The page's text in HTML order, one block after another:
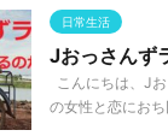
日常生活
Jおっさんず
こんにちは、J
の女性と恋にお